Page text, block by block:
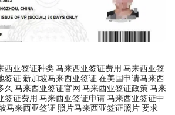
西亚签证种类 马来西亚签证费用 马来西亚签
签证 新加坡马来西亚签证 在美国申请马来西
久 马来西亚签证官网 马来西亚签证政策 马来
签证费用 马来西亚签证申请 马来西亚签证中
马来西亚签证 照片马来西亚签证照片 要求